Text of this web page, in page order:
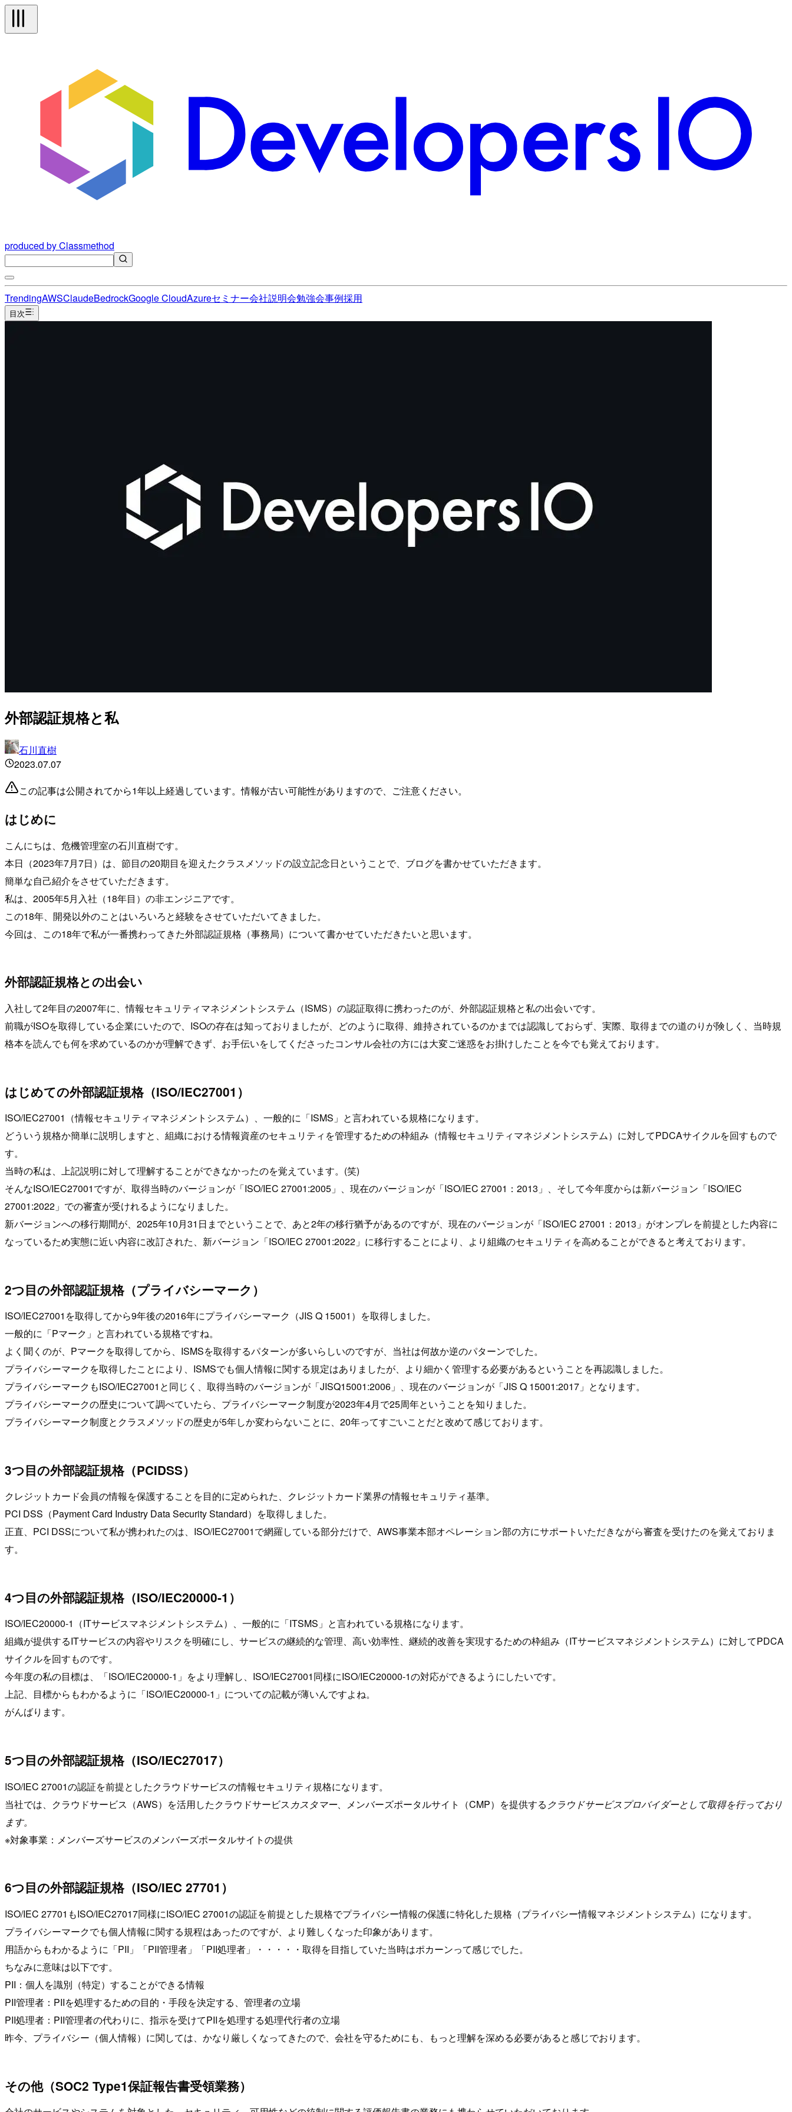
produced by Classmethod
TrendingAWSClaudeBedrockGoogle CloudAzureセミナー会社説明会勉強会事例採用
目次
外部認証規格と私
石川直樹
2023.07.07
この記事は公開されてから1年以上経過しています。情報が古い可能性がありますので、ご注意ください。
はじめに
こんにちは、危機管理室の石川直樹です。
本日（2023年7月7日）は、節目の20期目を迎えたクラスメソッドの設立記念日ということで、ブログを書かせていただきます。
簡単な自己紹介をさせていただきます。
私は、2005年5月入社（18年目）の非エンジニアです。
この18年、開発以外のことはいろいろと経験をさせていただいてきました。
今回は、この18年で私が一番携わってきた外部認証規格（事務局）について書かせていただきたいと思います。
外部認証規格との出会い
入社して2年目の2007年に、情報セキュリティマネジメントシステム（ISMS）の認証取得に携わったのが、外部認証規格と私の出会いです。
前職がISOを取得している企業にいたので、ISOの存在は知っておりましたが、どのように取得、維持されているのかまでは認識しておらず、実際、取得までの道のりが険しく、当時規
格本を読んでも何を求めているのかが理解できず、お手伝いをしてくださったコンサル会社の方には大変ご迷惑をお掛けしたことを今でも覚えております。
はじめての外部認証規格（ISO/IEC27001）
ISO/IEC27001（情報セキュリティマネジメントシステム）、一般的に「ISMS」と言われている規格になります。
どういう規格か簡単に説明しますと、組織における情報資産のセキュリティを管理するための枠組み（情報セキュリティマネジメントシステム）に対してPDCAサイクルを回すもので
す。
当時の私は、上記説明に対して理解することができなかったのを覚えています。(笑)
そんなISO/IEC27001ですが、取得当時のバージョンが「ISO/IEC 27001:2005」、現在のバージョンが「ISO/IEC 27001：2013」、そして今年度からは新バージョン「ISO/IEC
27001:2022」での審査が受けれるようになりました。
新バージョンへの移行期間が、2025年10月31日までということで、あと2年の移行猶予があるのですが、現在のバージョンが「ISO/IEC 27001：2013」がオンプレを前提とした内容に
なっているため実態に近い内容に改訂された、新バージョン「ISO/IEC 27001:2022」に移行することにより、より組織のセキュリティを高めることができると考えております。
2つ目の外部認証規格（プライバシーマーク）
ISO/IEC27001を取得してから9年後の2016年にプライバシーマーク（JIS Q 15001）を取得しました。
一般的に「Pマーク」と言われている規格ですね。
よく聞くのが、Pマークを取得してから、ISMSを取得するパターンが多いらしいのですが、当社は何故か逆のパターンでした。
プライバシーマークを取得したことにより、ISMSでも個人情報に関する規定はありましたが、より細かく管理する必要があるということを再認識しました。
プライバシーマークもISO/IEC27001と同じく、取得当時のバージョンが「JISQ15001:2006」、現在のバージョンが「JIS Q 15001:2017」となります。
プライバシーマークの歴史について調べていたら、プライバシーマーク制度が2023年4月で25周年ということを知りました。
プライバシーマーク制度とクラスメソッドの歴史が5年しか変わらないことに、20年ってすごいことだと改めて感じております。
3つ目の外部認証規格（PCIDSS）
クレジットカード会員の情報を保護することを目的に定められた、クレジットカード業界の情報セキュリティ基準。
PCI DSS（Payment Card Industry Data Security Standard）を取得しました。
正直、PCI DSSについて私が携われたのは、ISO/IEC27001で網羅している部分だけで、AWS事業本部オペレーション部の方にサポートいただきながら審査を受けたのを覚えておりま
す。
4つ目の外部認証規格（ISO/IEC20000-1）
ISO/IEC20000-1（ITサービスマネジメントシステム）、一般的に「ITSMS」と言われている規格になります。
組織が提供するITサービスの内容やリスクを明確にし、サービスの継続的な管理、高い効率性、継続的改善を実現するための枠組み（ITサービスマネジメントシステム）に対してPDCA
サイクルを回すものです。
今年度の私の目標は、「ISO/IEC20000-1」をより理解し、ISO/IEC27001同様にISO/IEC20000-1の対応ができるようにしたいです。
上記、目標からもわかるように「ISO/IEC20000-1」についての記載が薄いんですよね。
がんばります。
5つ目の外部認証規格（ISO/IEC27017）
ISO/IEC 27001の認証を前提としたクラウドサービスの情報セキュリティ規格になります。
当社では、クラウドサービス（AWS）を活用したクラウドサービス カスタマー、メンバーズポータルサイト（CMP）を提供する クラウドサービスプロバイダーとして取得を行っており
ます。
※対象事業：メンバーズサービスのメンバーズポータルサイトの提供
6つ目の外部認証規格（ISO/IEC 27701）
ISO/IEC 27701もISO/IEC27017同様にISO/IEC 27001の認証を前提とした規格でプライバシー情報の保護に特化した規格（プライバシー情報マネジメントシステム）になります。
プライバシーマークでも個人情報に関する規程はあったのですが、より難しくなった印象があります。
用語からもわかるように「PII 」「PII管理者」「PII処理者」・・・・・取得を目指していた当時はポカーンって感じでした。
ちなみに意味は以下です。
PII：個人を識別（特定）することができる情報
PII管理者： PIIを処理するための目的・手段を決定する、管理者の立場
PII処理者： PII管理者の代わりに、指示を受けてPIIを処理する処理代行者の立場
昨今、プライバシー（個人情報）に関しては、かなり厳しくなってきたので、会社を守るためにも、もっと理解を深める必要があると感じでおります。
その他（SOC2 Type1保証報告書受領業務）